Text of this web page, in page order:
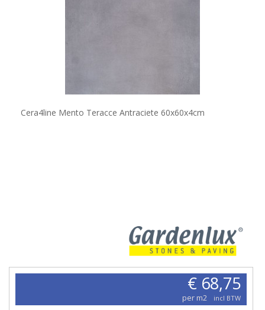
Cera4line Mento Teracce Antraciete 60x60x4cm
€ 68,75
per m2 incl BTW